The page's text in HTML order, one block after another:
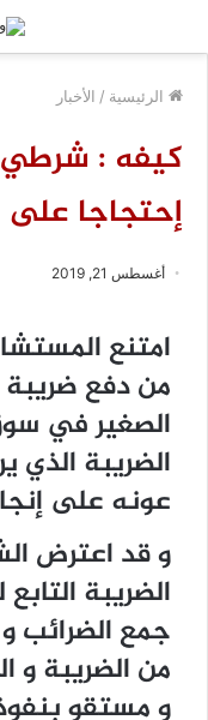
الرئيسية / الأخبار
كيفه : شرطي
إحتجاجا على
أغسطس 21, 2019
امتنع
من دفع
الصغير في
الضريبة
عونه على
و قد اعترض
الضريبة
جمع الضرائب
من الضريبة و
و مستقو